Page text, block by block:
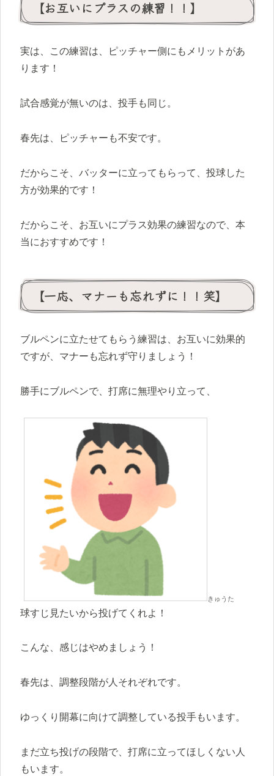
【お互いにプラスの練習！！】
実は、この練習は、ピッチャー側にもメリットがあ
ります！
試合感覚が無いのは、投手も同じ。
春先は、ピッチャーも不安です。
だからこそ、バッターに立ってもらって、投球した
方が効果的です！
だからこそ、お互いにプラス効果の練習なので、本
当におすすめです！
【一応、マナーも忘れずに！！笑】
ブルペンに立たせてもらう練習は、お互いに効果的
ですが、マナーも忘れず守りましょう！
勝手にブルペンで、打席に無理やり立って、
きゅうた
球すじ見たいから投げてくれよ！
こんな、感じはやめましょう！
春先は、調整段階が人それぞれです。
ゆっくり開幕に向けて調整している投手もいます。
まだ立ち投げの段階で、打席に立ってほしくない人
もいます。